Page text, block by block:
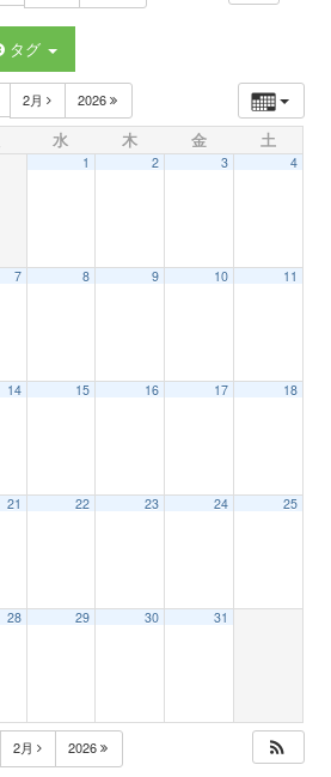
t
i
タグ
2月 2026
水 木 金 土
1 2 3 4
7 8 9 10 11
14 15 16 17 18
21 22 23 24 25
28 29 30 31
2月 2026